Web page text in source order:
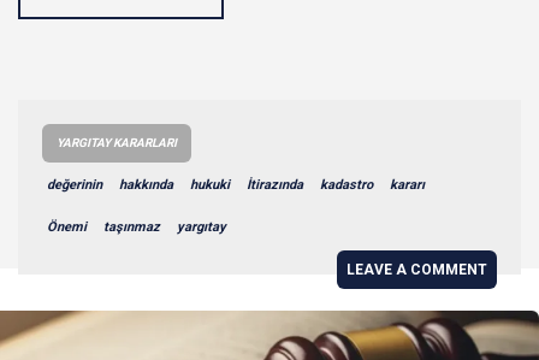
YARGITAY KARARLARI
değerinin hakkında hukuki İtirazında kadastro kararı
Önemi taşınmaz yargıtay
LEAVE A COMMENT